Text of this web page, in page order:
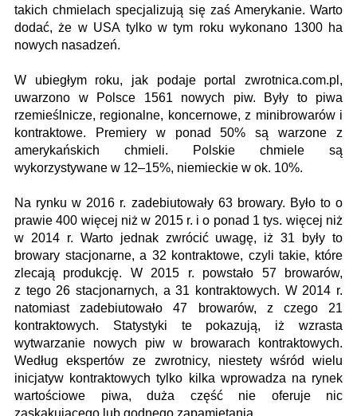
takich chmielach specjalizują się zaś Amerykanie. Warto
dodać, że w USA tylko w tym roku wykonano 1300 ha
nowych nasadzeń.
W ubiegłym roku, jak podaje portal zwrotnica.com.pl,
uwarzono w Polsce 1561 nowych piw. Były to piwa
rzemieślnicze, regionalne, koncernowe, z minibrowarów i
kontraktowe. Premiery w ponad 50% są warzone z
amerykańskich chmieli. Polskie chmiele są
wykorzystywane w 12–15%, niemieckie w ok. 10%.
Na rynku w 2016 r. zadebiutowały 63 browary. Było to o
prawie 400 więcej niż w 2015 r. i o ponad 1 tys. więcej niż
w 2014 r. Warto jednak zwrócić uwagę, iż 31 były to
browary stacjonarne, a 32 kontraktowe, czyli takie, które
zlecają produkcję. W 2015 r. powstało 57 browarów,
z tego 26 stacjonarnych, a 31 kontraktowych. W 2014 r.
natomiast zadebiutowało 47 browarów, z czego 21
kontraktowych. Statystyki te pokazują, iż wzrasta
wytwarzanie nowych piw w browarach kontraktowych.
Według ekspertów ze zwrotnicy, niestety wśród wielu
inicjatyw kontraktowych tylko kilka wprowadza na rynek
wartościowe piwa, duża część nie oferuje nic
zaskakującego lub godnego zapamiętania.